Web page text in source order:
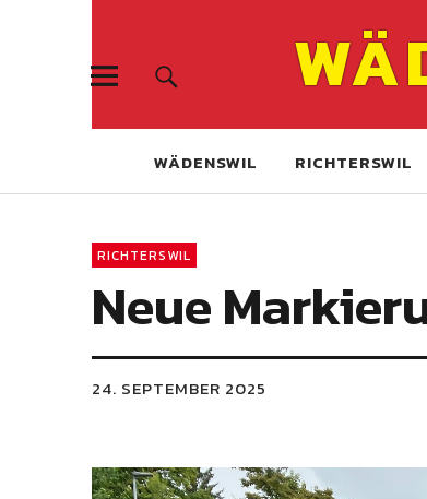
WÄDENSWIL RICHTERSWIL
RICHTERSWIL
Neue
24. SEPTEMBER 2025